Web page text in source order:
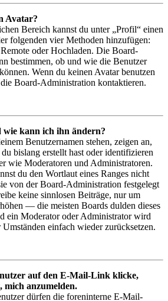
Avatar?
Bereich kannst du unter „Profil“ einen
folgenden vier Methoden hinzufügen:
oder Hochladen. Die Board-
bestimmen, ob und wie die Benutzer
Wenn du keinen Avatar benutzen
Board-Administration kontaktieren.
wie kann ich ihn ändern?
Benutzernamen stehen, zeigen an,
bislang erstellt hast oder identifizieren
wie Moderatoren und Administratoren.
du den Wortlaut eines Ranges nicht
von der Board-Administration festgelegt
keine sinnlosen Beiträge, nur um
— die meisten Boards dulden dieses
ein Moderator oder Administrator wird
einfach wieder zurücksetzen.
auf den E-Mail-Link klicke,
mich anzumelden.
dürfen die foreninterne E-Mail-